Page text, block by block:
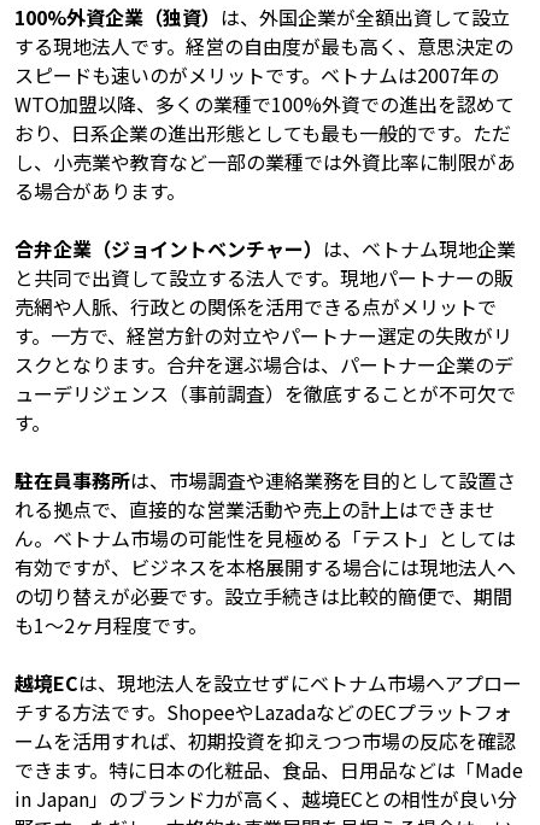
100%外資企業（独資） は、外国企業が全額出資して設立
する現地法人です。経営の自由度が最も高く、意思決定の
スピードも速いのがメリットです。ベトナムは2007年の
WTO加盟以降、多くの業種で100%外資での進出を認めて
おり、日系企業の進出形態としても最も一般的です。ただ
し、小売業や教育など一部の業種では外資比率に制限があ
る場合があります。
合弁企業（ジョイントベンチャー） は、ベトナム現地企業
と共同で出資して設立する法人です。現地パートナーの販
売網や人脈、行政との関係を活用できる点がメリットで
す。一方で、経営方針の対立やパートナー選定の失敗がリ
スクとなります。合弁を選ぶ場合は、パートナー企業のデ
ューデリジェンス（事前調査）を徹底することが不可欠で
す。
駐在員事務所は、市場調査や連絡業務を目的として設置さ
れる拠点で、直接的な営業活動や売上の計上はできませ
ん。ベトナム市場の可能性を見極める「テスト」としては
有効ですが、ビジネスを本格展開する場合には現地法人へ
の切り替えが必要です。設立手続きは比較的簡便で、期間
も1〜2ヶ月程度です。
越境ECは、現地法人を設立せずにベトナム市場へアプロー
チする方法です。ShopeeやLazadaなどのECプラットフォ
ームを活用すれば、初期投資を抑えつつ市場の反応を確認
できます。特に日本の化粧品、食品、日用品などは「Made
in Japan」のブランド力が高く、越境ECとの相性が良い分